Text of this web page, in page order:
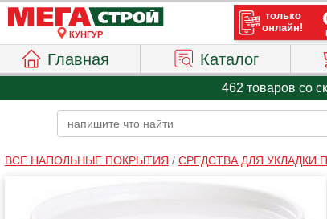
КУНГУР
Главная Каталог
462 товаров со
ВСЕ НАПОЛЬНЫЕ ПОКРЫТИЯ / СРЕДСТВА ДЛЯ УКЛАДКИ